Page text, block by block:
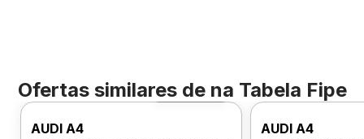
Ofertas similares de na Tabela Fipe
Foto 360º
AUDI A4 AUDI A4